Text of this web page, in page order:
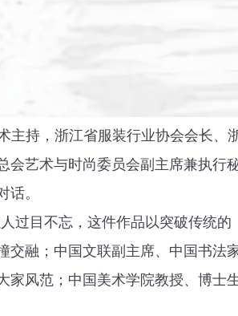
主持，浙江省服装行业协会会长、
会艺术与时尚委员会副主席兼执行
。
过目不忘，这件作品以突破传统的
交融；中国文联副主席、中国书法
家风范；中国美术学院教授、博士